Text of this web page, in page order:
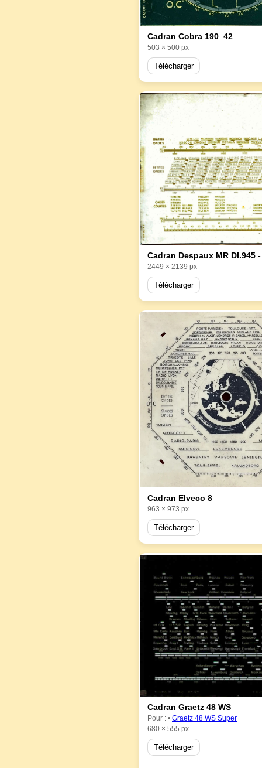
Cadran Cobra 190_42
503 × 500 px
Télécharger
2449 × 2139 px
Télécharger
Cadran Elveco 8
963 × 973 px
Télécharger
Cadran Graetz 48 WS
Pour : • Graetz 48 WS Super
680 × 555 px
Télécharger